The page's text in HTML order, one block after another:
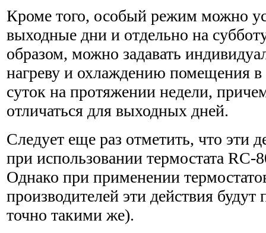
Кроме того, особый режим можно
выходные дни и отдельно на
образом, можно задавать
нагреву и охлаждению помещения
суток на протя­жении недели,
отличаться для выходных дней.
Следует еще раз отметить, что эти
при использовании термостата
Однако при приме­нении
производителей эти действия будут
точно такими же).